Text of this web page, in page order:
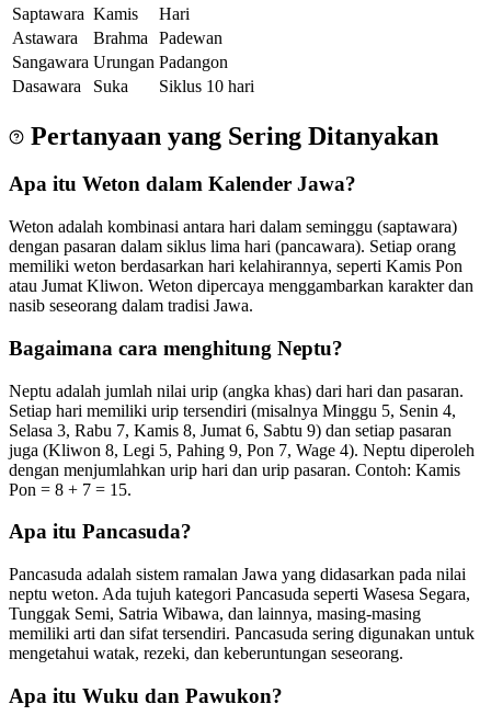
Saptawara Kamis
Hari
Astawara
Brahma
Padewan
Sangawara Urungan Padangon
Dasawara
Suka Siklus 10 hari
Pertanyaan yang Sering Ditanyakan
Apa itu Weton dalam Kalender Jawa?
Weton adalah kombinasi antara hari dalam seminggu (saptawara)
dengan pasaran dalam siklus lima hari (pancawara). Setiap orang
memiliki weton berdasarkan hari kelahirannya, seperti Kamis Pon
atau Jumat Kliwon. Weton dipercaya menggambarkan karakter dan
nasib seseorang dalam tradisi Jawa.
Bagaimana cara menghitung Neptu?
Neptu adalah jumlah nilai urip (angka khas) dari hari dan pasaran.
Setiap hari memiliki urip tersendiri (misalnya Minggu 5, Senin 4,
Selasa 3, Rabu 7, Kamis 8, Jumat 6, Sabtu 9) dan setiap pasaran
juga (Kliwon 8, Legi 5, Pahing 9, Pon 7, Wage 4). Neptu diperoleh
dengan menjumlahkan urip hari dan urip pasaran. Contoh: Kamis
Pon = 8 + 7 = 15.
Apa itu Pancasuda?
Pancasuda adalah sistem ramalan Jawa yang didasarkan pada nilai
neptu weton. Ada tujuh kategori Pancasuda seperti Wasesa Segara,
Tunggak Semi, Satria Wibawa, dan lainnya, masing-masing
memiliki arti dan sifat tersendiri. Pancasuda sering digunakan untuk
mengetahui watak, rezeki, dan keberuntungan seseorang.
Apa itu Wuku dan Pawukon?